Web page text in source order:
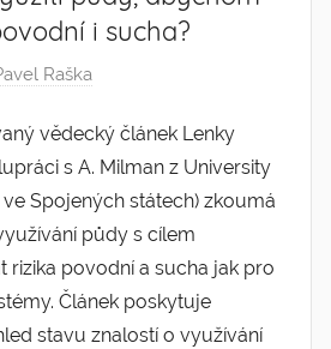
i sucha?
Raška
vědecký článek Lenky
s A. Milman z University
Spojených státech) zkoumá
půdy s cílem
rizika povodní a sucha jak pro
Článek poskytuje
stavu znalostí o využívání